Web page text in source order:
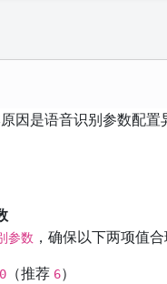
因是语音识别参数配置
参数 ，确保以下两项值
（推荐 6）